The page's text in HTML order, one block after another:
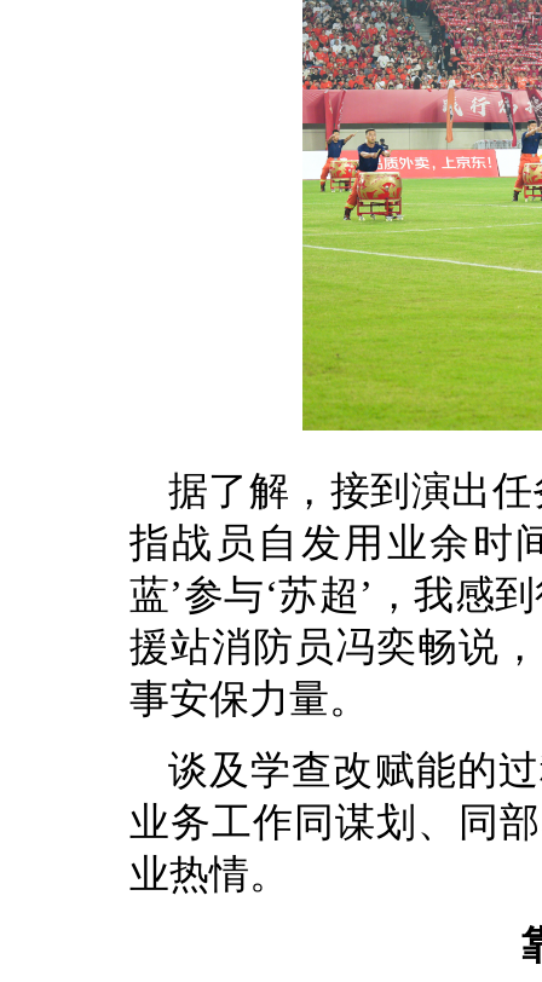
据了解，接到演出
指战员自发用业余时
蓝’参与‘苏超’，我感
援站消防员冯奕畅说
事安保力量。
谈及学查改赋能的
业务工作同谋划、同
业热情。